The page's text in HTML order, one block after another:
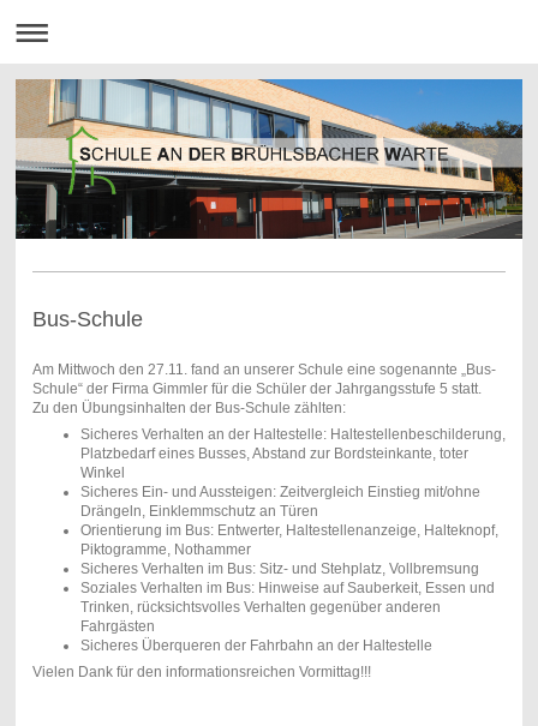
Bus-Schule
Am Mittwoch den 27.11. fand an unserer Schule eine sogenannte „Bus-
Schule“ der Firma Gimmler für die Schüler der Jahrgangsstufe 5 statt.
Zu den Übungsinhalten der Bus-Schule zählten:
Sicheres Verhalten an der Haltestelle: Haltestellenbeschilderung,
Platzbedarf eines Busses, Abstand zur Bordsteinkante, toter
Winkel
Sicheres Ein- und Aussteigen: Zeitvergleich Einstieg mit/ohne
Drängeln, Einklemmschutz an Türen
Orientierung im Bus: Entwerter, Haltestellenanzeige, Halteknopf,
Piktogramme, Nothammer
Sicheres Verhalten im Bus: Sitz- und Stehplatz, Vollbremsung
Soziales Verhalten im Bus: Hinweise auf Sauberkeit, Essen und
Trinken, rücksichtsvolles Verhalten gegenüber anderen
Fahrgästen
Sicheres Überqueren der Fahrbahn an der Haltestelle
Vielen Dank für den informationsreichen Vormittag!!!